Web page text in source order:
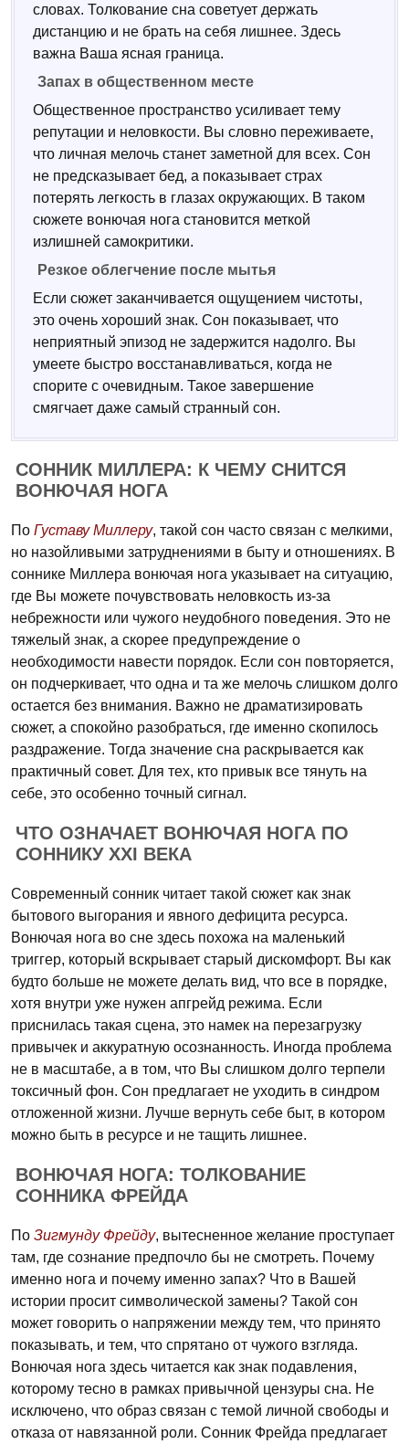
словах. Толкование сна советует держать
дистанцию и не брать на себя лишнее. Здесь
важна Ваша ясная граница.
Запах в общественном месте
Общественное пространство усиливает тему
репутации и неловкости. Вы словно переживаете,
что личная мелочь станет заметной для всех. Сон
не предсказывает бед, а показывает страх
потерять легкость в глазах окружающих. В таком
сюжете вонючая нога становится меткой
излишней самокритики.
Резкое облегчение после мытья
Если сюжет заканчивается ощущением чистоты,
это очень хороший знак. Сон показывает, что
неприятный эпизод не задержится надолго. Вы
умеете быстро восстанавливаться, когда не
спорите с очевидным. Такое завершение
смягчает даже самый странный сон.
СОННИК МИЛЛЕРА: К ЧЕМУ СНИТСЯ
ВОНЮЧАЯ НОГА
По Густаву Миллеру, такой сон часто связан с мелкими,
но назойливыми затруднениями в быту и отношениях. В
соннике Миллера вонючая нога указывает на ситуацию,
где Вы можете почувствовать неловкость из-за
небрежности или чужого неудобного поведения. Это не
тяжелый знак, а скорее предупреждение о
необходимости навести порядок. Если сон повторяется,
он подчеркивает, что одна и та же мелочь слишком долго
остается без внимания. Важно не драматизировать
сюжет, а спокойно разобраться, где именно скопилось
раздражение. Тогда значение сна раскрывается как
практичный совет. Для тех, кто привык все тянуть на
себе, это особенно точный сигнал.
ЧТО ОЗНАЧАЕТ ВОНЮЧАЯ НОГА ПО
СОННИКУ XXI ВЕКА
Современный сонник читает такой сюжет как знак
бытового выгорания и явного дефицита ресурса.
Вонючая нога во сне здесь похожа на маленький
триггер, который вскрывает старый дискомфорт. Вы как
будто больше не можете делать вид, что все в порядке,
хотя внутри уже нужен апгрейд режима. Если
приснилась такая сцена, это намек на перезагрузку
привычек и аккуратную осознанность. Иногда проблема
не в масштабе, а в том, что Вы слишком долго терпели
токсичный фон. Сон предлагает не уходить в синдром
отложенной жизни. Лучше вернуть себе быт, в котором
можно быть в ресурсе и не тащить лишнее.
ВОНЮЧАЯ НОГА: ТОЛКОВАНИЕ
СОННИКА ФРЕЙДА
По Зигмунду Фрейду, вытесненное желание проступает
там, где сознание предпочло бы не смотреть. Почему
именно нога и почему именно запах? Что в Вашей
истории просит символической замены? Такой сон
может говорить о напряжении между тем, что принято
показывать, и тем, что спрятано от чужого взгляда.
Вонючая нога здесь читается как знак подавления,
которому тесно в рамках привычной цензуры сна. Не
исключено, что образ связан с темой личной свободы и
отказа от навязанной роли. Сонник Фрейда предлагает